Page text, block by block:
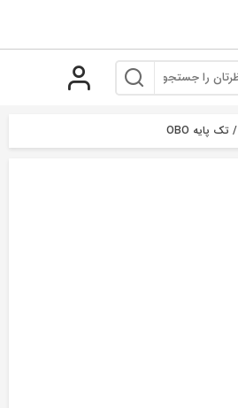
/ تک پایه OBO